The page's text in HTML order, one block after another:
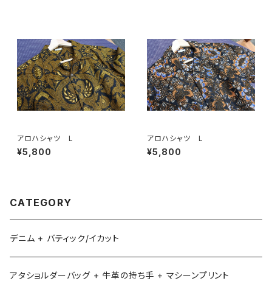
アロハシャツ L
¥5,800
アロハシャツ L
¥5,800
CATEGORY
デニム + バティック/イカット
アタショルダーバッグ + 牛革の持ち手 + マシーンプリント